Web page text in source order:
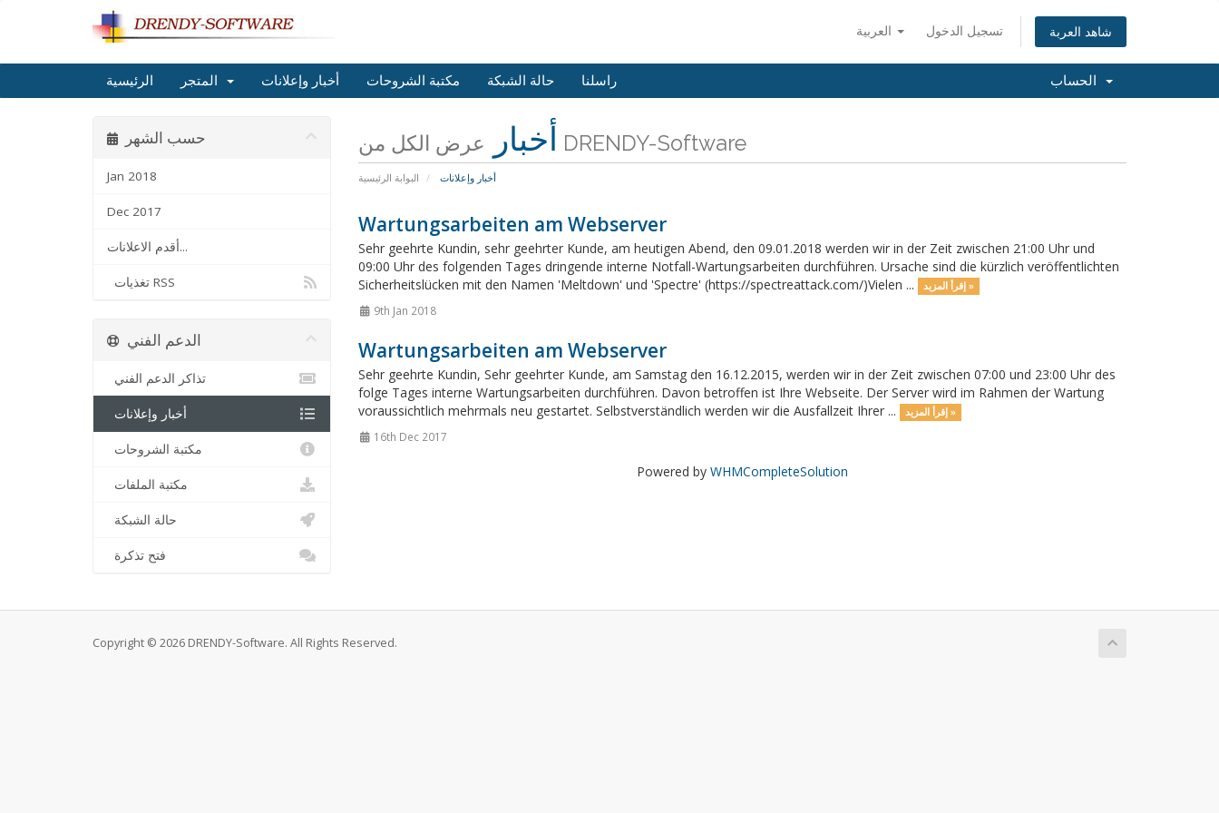
تسجيل الدخول شاهد العربة
الرئيسية أخبار وإعلانات مكتبة الشروحات حالة الشبكة راسلنا
أخبار عرض الكل من DRENDY-Software
البوابة الرئيسية أخبار وإعلانات
حسب الشهر
Jan 2018
Dec 2017
أقدم الاعلانات...
تغذيات RSS
Wartungsarbeiten am Webserver
Sehr geehrte Kundin, sehr geehrter Kunde, am heutigen Abend, den 09.01.2018 werden wir in der Zeit zwischen 21:00 Uhr und
09:00 Uhr des folgenden Tages dringende interne Notfall-Wartungsarbeiten durchführen. Ursache sind die kürzlich veröffentlichten
Sicherheitslücken mit den Namen 'Meltdown' und 'Spectre' (https://spectreattack.com/)Vielen ...
إقرأ المزيد »
9th Jan 2018
Wartungsarbeiten am Webserver
Sehr geehrte Kundin, Sehr geehrter Kunde, am Samstag den 16.12.2015, werden wir in der Zeit zwischen 07:00 und 23:00 Uhr des
folge Tages interne Wartungsarbeiten durchführen. Davon betroffen ist Ihre Webseite. Der Server wird im Rahmen der Wartung
voraussichtlich mehrmals neu gestartet. Selbstverständlich werden wir die Ausfallzeit Ihrer ...
إقرأ المزيد »
16th Dec 2017
Powered by WHMCompleteSolution
الدعم الفني
تذاكر الدعم الفني
أخبار وإعلانات
مكتبة الشروحات
مكتبة الملفات
حالة الشبكة
فتح تذكرة
Copyright © 2026 DRENDY-Software. All Rights Reserved.